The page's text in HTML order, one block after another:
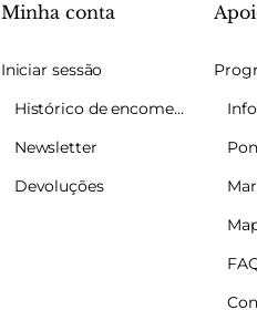
Minha conta
Iniciar sessão
Histórico de encomendas
Newsletter
Devoluções